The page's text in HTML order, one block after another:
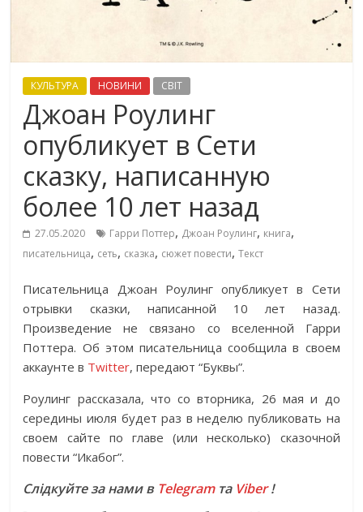
КУЛЬТУРА НОВИНИ СВІТ
Джоан Роулинг
опубликует в Сети
сказку, написанную
более 10 лет назад
27.05.2020 Гарри Поттер, Джоан Роулинг, книга,
писательница, сеть, сказка, сюжет повести,Текст
Писательница Джоан Роулинг опубликует в Сети
отрывки сказки, написанной 10 лет назад.
Произведение не связано со вселенной Гарри
Поттера. Об этом писательница сообщила в своем
аккаунте в Twitter, передают “Буквы”.
Роулинг рассказала, что со вторника, 26 мая и до
середины июля будет раз в неделю публиковать на
своем сайте по главе (или несколько) сказочной
повести “Икабог”.
Слідкуйте за нами в Telegramта Viber!